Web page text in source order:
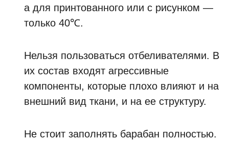
а для принтованного или с рисунком —
только 40℃.
Нельзя пользоваться отбеливателями. В
их состав входят агрессивные
компоненты, которые плохо влияют и на
внешний вид ткани, и на ее структуру.
Не стоит заполнять барабан полностью.